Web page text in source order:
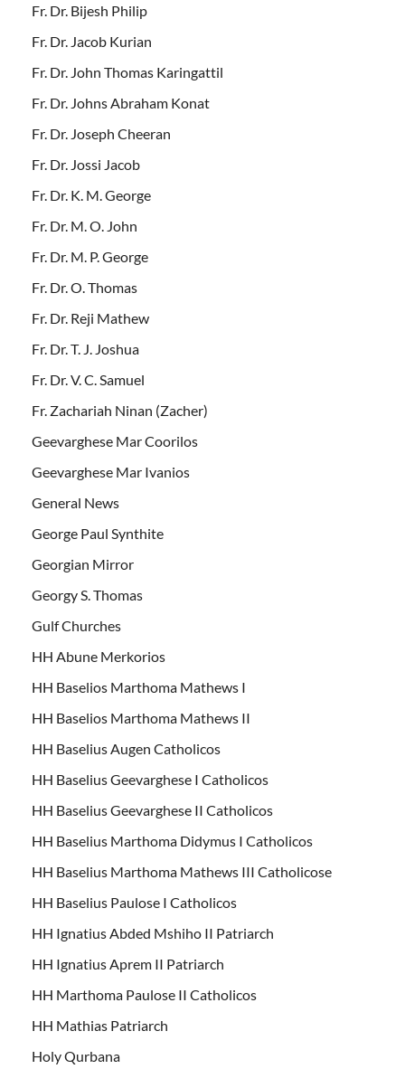
Fr. Dr. Bijesh Philip
Fr. Dr. Jacob Kurian
Fr. Dr. John Thomas Karingattil
Fr. Dr. Johns Abraham Konat
Fr. Dr. Joseph Cheeran
Fr. Dr. Jossi Jacob
Fr. Dr. K. M. George
Fr. Dr. M. O. John
Fr. Dr. M. P. George
Fr. Dr. O. Thomas
Fr. Dr. Reji Mathew
Fr. Dr. T. J. Joshua
Fr. Dr. V. C. Samuel
Fr. Zachariah Ninan (Zacher)
Geevarghese Mar Coorilos
Geevarghese Mar Ivanios
General News
George Paul Synthite
Georgian Mirror
Georgy S. Thomas
Gulf Churches
HH Abune Merkorios
HH Baselios Marthoma Mathews I
HH Baselios Marthoma Mathews II
HH Baselius Augen Catholicos
HH Baselius Geevarghese I Catholicos
HH Baselius Geevarghese II Catholicos
HH Baselius Marthoma Didymus I Catholicos
HH Baselius Marthoma Mathews III Catholicose
HH Baselius Paulose I Catholicos
HH Ignatius Abded Mshiho II Patriarch
HH Ignatius Aprem II Patriarch
HH Marthoma Paulose II Catholicos
HH Mathias Patriarch
Holy Qurbana